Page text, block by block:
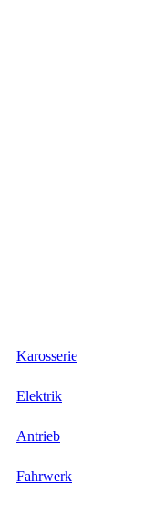
Karosserie
Elektrik
Antrieb
Fahrwerk